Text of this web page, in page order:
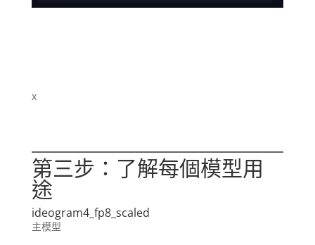
x
第三步：了解每個模型用
途
ideogram4_fp8_scaled
主模型